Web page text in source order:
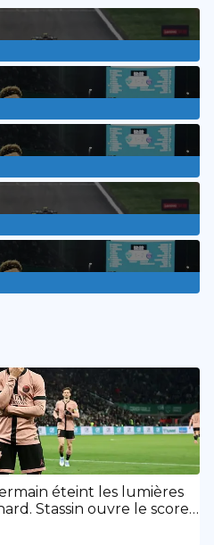
Posts
Posts
Posts
Posts
éteint les lumières
Stassin ouvre le score,